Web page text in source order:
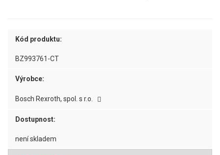
Kód produktu:
BZ993761-CT
Výrobce:
Bosch Rexroth, spol. s r.o.
Dostupnost:
není skladem